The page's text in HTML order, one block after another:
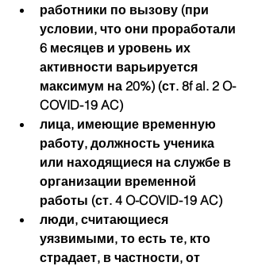
работники по вызову (при
условии, что они проработали
6 месяцев и уровень их
активности варьируется
максимум на 20%) (ст. 8f al. 2 O-
COVID-19 AC)
лица, имеющие временную
работу, должность ученика
или находящиеся на службе в
организации временной
работы (ст. 4 O-COVID-19 AC)
люди, считающиеся
уязвимыми, то есть те, кто
страдает, в частности, от